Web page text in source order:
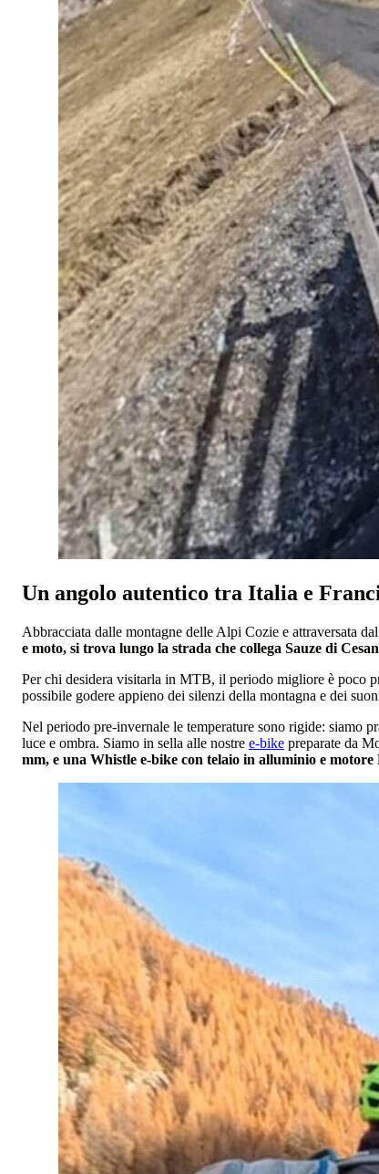
Un angolo autentico tra Italia e
Abbracciata dalle montagne delle Alpi Cozie e attraversata
e moto, si trova lungo la strada che collega Sauze di
Per chi desidera visitarla in MTB, il periodo migliore è poco
possibile godere appieno dei silenzi della montagna e dei
Nel periodo pre-invernale le temperature sono rigide: siamo
luce e ombra. Siamo in sella alle nostre e-bike preparate da
mm, e una Whistle e-bike con telaio in alluminio e motore